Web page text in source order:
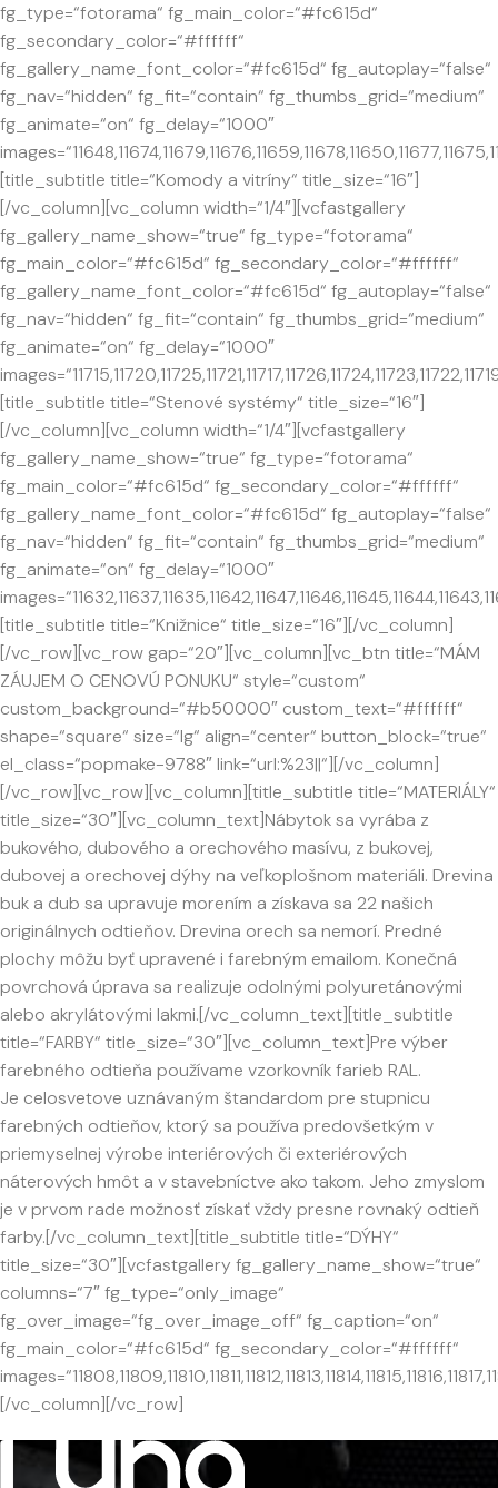
fg_type=“fotorama“ fg_main_color=“#fc615d“
fg_secondary_color=“#ffffff“
fg_gallery_name_font_color=“#fc615d“ fg_autoplay=“false“
fg_nav=“hidden“ fg_fit=“contain“ fg_thumbs_grid=“medium“
fg_animate=“on“ fg_delay=“1000″
[title_subtitle title=“Komody a vitríny“ title_size=“16″]
[/vc_column][vc_column width=“1/4″][vcfastgallery
fg_gallery_name_show=“true“ fg_type=“fotorama“
fg_main_color=“#fc615d“ fg_secondary_color=“#ffffff“
fg_gallery_name_font_color=“#fc615d“ fg_autoplay=“false“
fg_nav=“hidden“ fg_fit=“contain“ fg_thumbs_grid=“medium“
fg_animate=“on“ fg_delay=“1000″
[title_subtitle title=“Stenové systémy“ title_size=“16″]
[/vc_column][vc_column width=“1/4″][vcfastgallery
fg_gallery_name_show=“true“ fg_type=“fotorama“
fg_main_color=“#fc615d“ fg_secondary_color=“#ffffff“
fg_gallery_name_font_color=“#fc615d“ fg_autoplay=“false“
fg_nav=“hidden“ fg_fit=“contain“ fg_thumbs_grid=“medium“
fg_animate=“on“ fg_delay=“1000″
[title_subtitle title=“Knižnice“ title_size=“16″][/vc_column]
[/vc_row][vc_row gap=“20″][vc_column][vc_btn title=“MÁM
ZÁUJEM O CENOVÚ PONUKU“ style=“custom“
custom_background=“#b50000″ custom_text=“#ffffff“
shape=“square“ size=“lg“ align=“center“ button_block=“true“
el_class=“popmake-9788″ link=“url:%23||“][/vc_column]
[/vc_row][vc_row][vc_column][title_subtitle title=“MATERIÁLY“
title_size=“30″][vc_column_text]Nábytok sa vyrába z
bukového, dubového a orechového masívu, z bukovej,
dubovej a orechovej dýhy na veľkoplošnom materiáli. Drevina
buk a dub sa upravuje morením a získava sa 22 našich
originálnych odtieňov. Drevina orech sa nemorí. Predné
plochy môžu byť upravené i farebným emailom. Konečná
povrchová úprava sa realizuje odolnými polyuretánovými
alebo akrylátovými lakmi.[/vc_column_text][title_subtitle
title=“FARBY“ title_size=“30″][vc_column_text]Pre výber
farebného odtieňa používame vzorkovník farieb RAL.
Je celosvetove uznávaným štandardom pre stupnicu
farebných odtieňov, ktorý sa používa predovšetkým v
priemyselnej výrobe interiérových či exteriérových
náterových hmôt a v stavebníctve ako takom. Jeho zmyslom
je v prvom rade možnosť získať vždy presne rovnaký odtieň
farby.[/vc_column_text][title_subtitle title=“DÝHY“
title_size=“30″][vcfastgallery fg_gallery_name_show=“true“
columns=“7″ fg_type=“only_image“
fg_over_image=“fg_over_image_off“ fg_caption=“on“
fg_main_color=“#fc615d“ fg_secondary_color=“#ffffff“
[/vc_column][/vc_row]